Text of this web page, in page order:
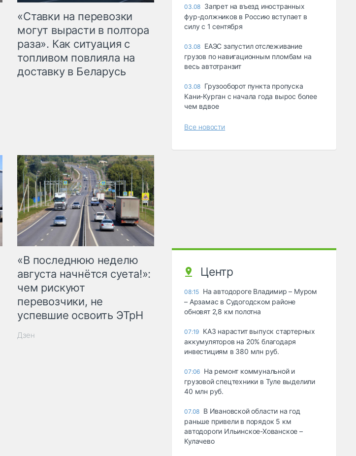
«Ставки на перевозки
могут вырасти в полтора
раза». Как ситуация с
топливом повлияла на
доставку в Беларусь
«В последнюю неделю
августа начнётся суета!»:
чем рискуют
перевозчики, не
успевшие освоить ЭТрН
Дзен
03.08 Запрет на въезд иностранных
фур-должников в Россию вступает в
силу с 1 сентября
03.08 ЕАЭС запустил отслеживание
грузов по навигационным пломбам на
весь автотранзит
03.08 Грузооборот пункта пропуска
Кани-Курган с начала года вырос более
чем вдвое
Все новости
Центр
08:15 На автодороге Владимир – Муром
– Арзамас в Судогодском районе
обновят 2,8 км полотна
07:19 КАЗ нарастит выпуск стартерных
аккумуляторов на 20% благодаря
инвестициям в 380 млн руб.
07:06 На ремонт коммунальной и
грузовой спецтехники в Туле выделили
40 млн руб.
07.08 В Ивановской области на год
раньше привели в порядок 5 км
автодороги Ильинское-Хованское –
Кулачево